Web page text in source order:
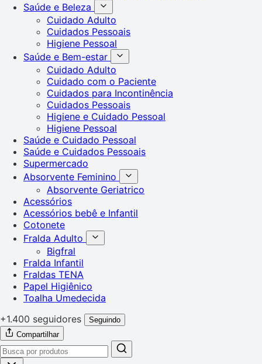
Saúde e Beleza
Cuidado Adulto
Cuidados Pessoais
Higiene Pessoal
Saúde e Bem-estar
Cuidado Adulto
Cuidado com o Paciente
Cuidados para Incontinência
Cuidados Pessoais
Higiene e Cuidado Pessoal
Higiene Pessoal
Saúde e Cuidado Pessoal
Saúde e Cuidados Pessoais
Supermercado
Absorvente Feminino
Absorvente Geriatrico
Acessórios
Acessórios bebê e Infantil
Cotonete
Fralda Adulto
Bigfral
Fralda Infantil
Fraldas TENA
Papel Higiênico
Toalha Umedecida
+1.400 seguidores
Seguindo
Compartilhar